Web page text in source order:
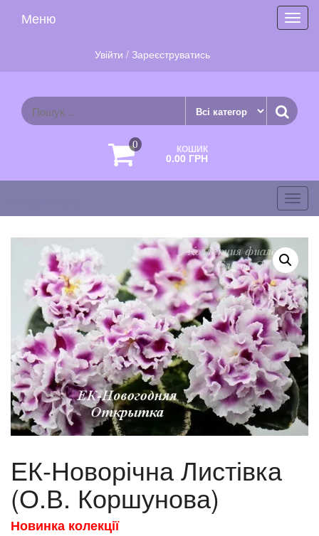
Меню
Увійти / Зареєструватись
0 КОШИК
0.00 ГРН
ЕК-Новорічна Листівка
(О.В. Коршунова)
Новинка колекції